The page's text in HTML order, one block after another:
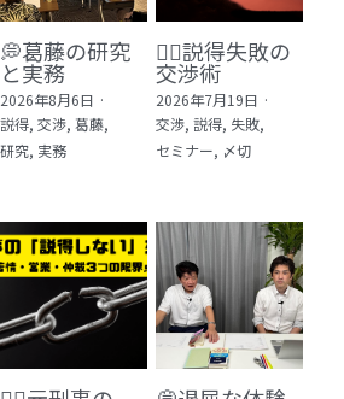
商品）
登録 or 無料お問い合わせ）
本は飲み物」index
罪・説得交渉 23冊
神疾患・ケア 29冊
録
💭葛藤の研究
と実務
2026年8月6日 ·
説得, 交渉, 葛藤,
研究, 実務
🕵️‍♂️説得失敗の
交渉術
2026年7月19日 ·
交渉, 説得, 失敗,
セミナー, 〆切